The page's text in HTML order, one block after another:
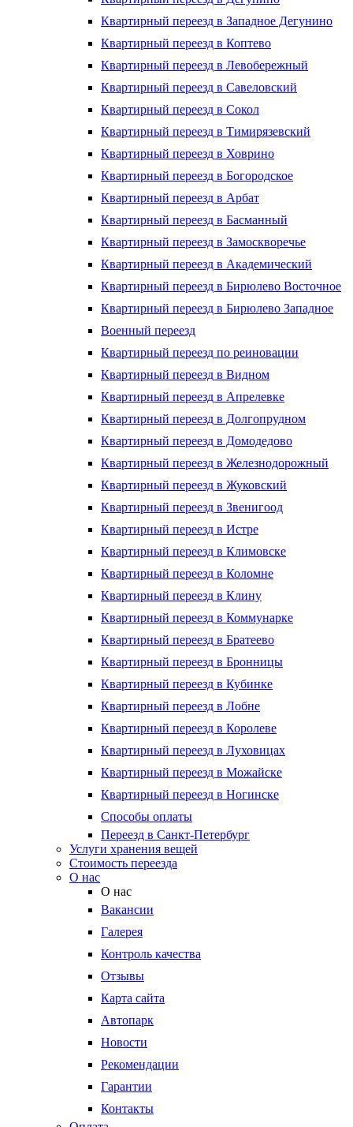
Квартирный переезд в Западное Дегунино
Квартирный переезд в Коптево
Квартирный переезд в Левобережный
Квартирный переезд в Савеловский
Квартирный переезд в Сокол
Квартирный переезд в Тимирязевский
Квартирный переезд в Ховрино
Квартирный переезд в Богородское
Квартирный переезд в Арбат
Квартирный переезд в Басманный
Квартирный переезд в Замоскворечье
Квартирный переезд в Академический
Квартирный переезд в Бирюлево Восточное
Квартирный переезд в Бирюлево Западное
Военный переезд
Квартирный переезд по реиновации
Квартирный переезд в Видном
Квартирный переезд в Апрелевке
Квартирный переезд в Долгопрудном
Квартирный переезд в Домодедово
Квартирный переезд в Железнодорожный
Квартирный переезд в Жуковский
Квартирный переезд в Звенигоод
Квартирный переезд в Истре
Квартирный переезд в Климовске
Квартирный переезд в Коломне
Квартирный переезд в Клину
Квартирный переезд в Коммунарке
Квартирный переезд в Братеево
Квартирный переезд в Бронницы
Квартирный переезд в Кубинке
Квартирный переезд в Лобне
Квартирный переезд в Королеве
Квартирный переезд в Луховицах
Квартирный переезд в Можайске
Квартирный переезд в Ногинске
Способы оплаты
Переезд в Санкт-Петербург
Услуги хранения вещей
Стоимость переезда
О нас
О нас
Вакансии
Галерея
Контроль качества
Отзывы
Карта сайта
Автопарк
Новости
Рекомендации
Гарантии
Контакты